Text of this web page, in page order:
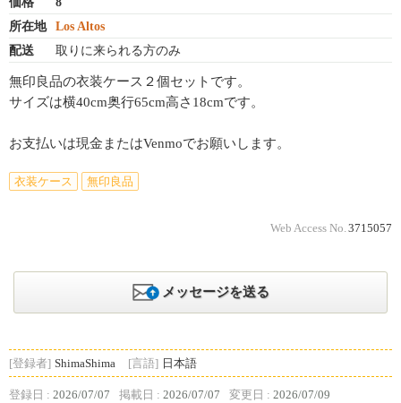
所在地
Los Altos
配送
取りに来られる方のみ
無印良品の衣装ケース２個セットです。
サイズは横40cm奥行65cm高さ18cmです。
お支払いは現金またはVenmoでお願いします。
衣装ケース 無印良品
Web Access No. 3715057
メッセージを送る
[登録者] ShimaShima [言語] 日本語
登録日 : 2026/07/07 掲載日 : 2026/07/07 変更日 : 2026/07/09